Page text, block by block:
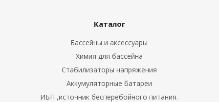
Каталог
Бассейны и аксессуары
Химия для бассейна
Стабилизаторы напряжения
Аккумуляторные батареи
ИБП ,источник бесперебойного питания.